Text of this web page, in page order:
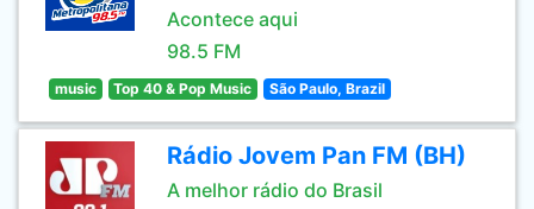
Acontece aqui
98.5 FM
music Top 40 & Pop Music São Paulo, Brazil
Rádio Jovem Pan FM (BH)
A melhor rádio do Brasil